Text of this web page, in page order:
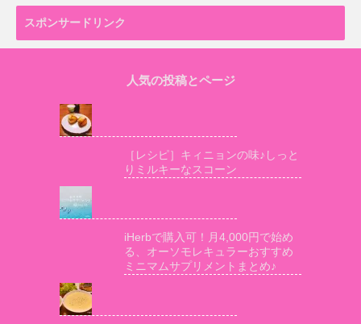
スポンサードリンク
人気の投稿とページ
［レシピ］キィニョンの味♪しっと
りミルキーなスコーン
iHerbで購入可！月4,000円で始め
る、オーソモレキュラーおすすめ
ミニマムサプリメントまとめ♪